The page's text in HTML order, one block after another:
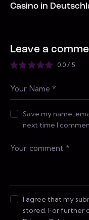
Casino in
Leave a
0.0 / 5
Save my name,
next time I
I agree that my
stored. For further